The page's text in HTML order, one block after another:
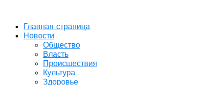
Главная страница
Новости
Общество
Власть
Происшествия
Культура
Здоровье